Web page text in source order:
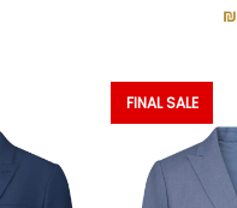
₪
FINAL SALE